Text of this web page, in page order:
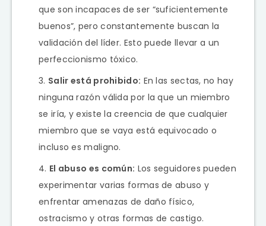
que son incapaces de ser “suficientemente
buenos”, pero constantemente buscan la
validación del líder. Esto puede llevar a un
perfeccionismo tóxico.
Salir está prohibido: En las sectas, no hay
ninguna razón válida por la que un miembro
se iría, y existe la creencia de que cualquier
miembro que se vaya está equivocado o
incluso es maligno.
El abuso es común: Los seguidores pueden
experimentar varias formas de abuso y
enfrentar amenazas de daño físico,
ostracismo y otras formas de castigo.